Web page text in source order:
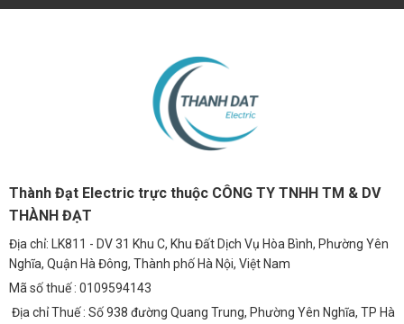
Thành Đạt Electric trực thuộc CÔNG TY TNHH TM & DV
THÀNH ĐẠT
Địa chỉ: LK811 - DV 31 Khu C, Khu Đất Dịch Vụ Hòa Bình, Phường Yên
Nghĩa, Quận Hà Đông, Thành phố Hà Nội, Việt Nam
Mã số thuế : 0109594143
Địa chỉ Thuế : Số 938 đường Quang Trung, Phường Yên Nghĩa, TP Hà